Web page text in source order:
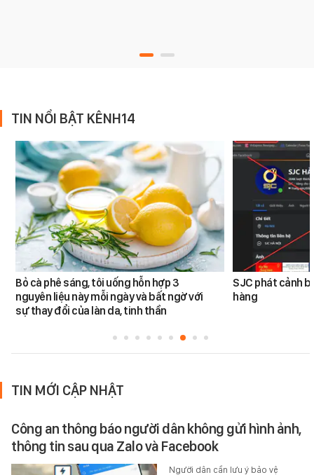
TIN NỔI BẬT KÊNH14
Bỏ cà phê sáng, tôi uống hỗn hợp 3
nguyên liệu này mỗi ngày và bất ngờ với
sự thay đổi của làn da, tinh thần
SJC phát cảnh
hàng
TIN MỚI CẬP NHẬT
Công an thông báo người dân không gửi hình ảnh,
thông tin sau qua Zalo và Facebook
Người dân cần lưu ý bảo vệ